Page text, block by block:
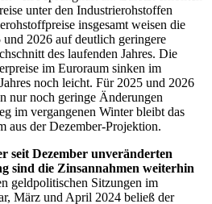
unter den Industrierohstoffen
insgesamt weisen die
2026 auf deutlich geringere
des laufenden Jahres. Die
im Euroraum sinken im
noch leicht. Für 2025 und 2026
nur noch geringe Änderungen
im vergangenen Winter bleibt das
aus der Dezember-Projektion.
seit Dezember unveränderten
sind die Zinsannahmen weiterhin
geldpolitischen Sitzungen im
März und April 2024 beließ der